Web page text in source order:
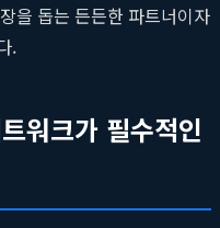
을 돕는 든든한 파트너이자
.
워크가 필수적인